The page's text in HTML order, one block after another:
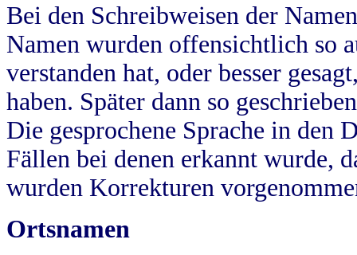
Bei den Schreibweisen der
Namen wurden offensichtlich so
verstanden hat, oder besser
haben. Später dann so
Die gesprochene Sprache in
Fällen bei denen erkannt wurde,
wurden Korrekturen
Ortsnamen